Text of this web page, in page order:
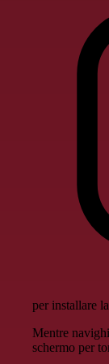
per installare
Mentre
schermo per